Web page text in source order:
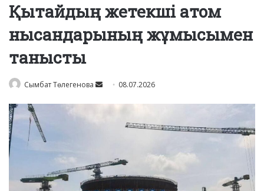
Қытайдың жетекші атом
нысандарының жұмысымен
танысты
Сымбат Төлегенова
Send 08.07.2026